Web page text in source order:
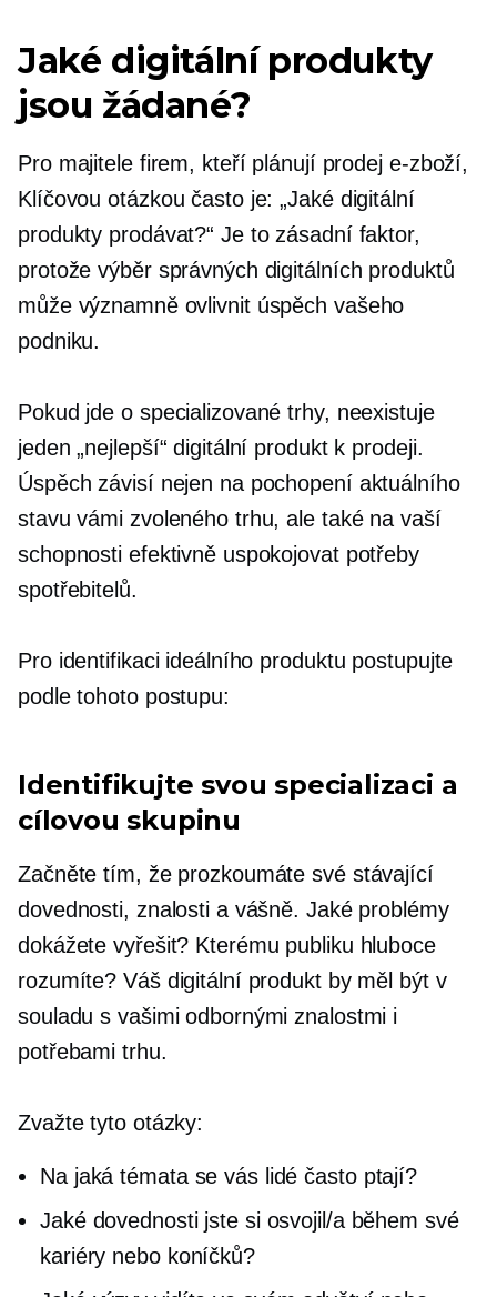
Jaké digitální produkty
jsou žádané?
Pro majitele firem, kteří plánují prodej e-zboží,
Klíčovou otázkou často je: „Jaké digitální
produkty prodávat?“ Je to zásadní faktor,
protože výběr správných digitálních produktů
může významně ovlivnit úspěch vašeho
podniku.
Pokud jde o specializované trhy, neexistuje
jeden „nejlepší“ digitální produkt k prodeji.
Úspěch závisí nejen na pochopení aktuálního
stavu vámi zvoleného trhu, ale také na vaší
schopnosti efektivně uspokojovat potřeby
spotřebitelů.
Pro identifikaci ideálního produktu postupujte
podle tohoto postupu:
Identifikujte svou specializaci a
cílovou skupinu
Začněte tím, že prozkoumáte své stávající
dovednosti, znalosti a vášně. Jaké problémy
dokážete vyřešit? Kterému publiku hluboce
rozumíte? Váš digitální produkt by měl být v
souladu s vašimi odbornými znalostmi i
potřebami trhu.
Zvažte tyto otázky:
Na jaká témata se vás lidé často ptají?
Jaké dovednosti jste si osvojil/a během své
kariéry nebo koníčků?